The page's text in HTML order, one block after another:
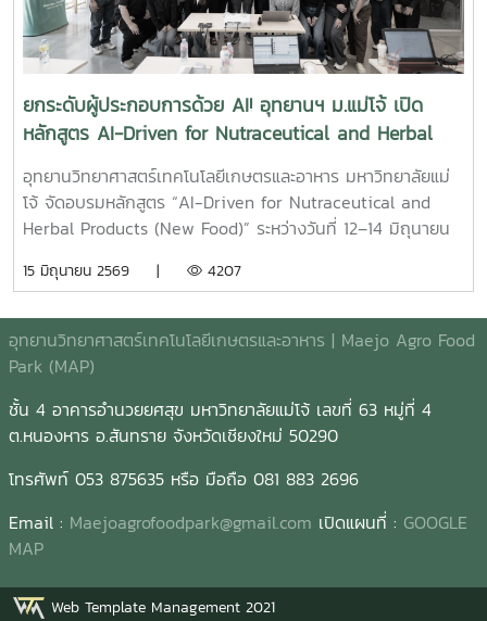
เทคโนโลยีและการระดมทุน นอกจากนี้ ผู้เข้าร่วมยังได้รับฟังการ
เสวนาพิเศษ “เส้นทางนี้ไม่มีหลง” จากคณาจารย์และผู้ทรง
คุณวุฒิ ซึ่งได้ร่วมถ่ายทอดประสบการณ์และแนวคิดในการนำองค์
ความรู้ งานวิจัย และนวัตกรรมไปสู่การใช้ประโยชน์จริงในภาค
ธุรกิจ กิจกรรมในครั้งนี้นับเป็นอีกหนึ่งเวทีสำคัญในการส่งเสริม
การพัฒนาศักยภาพด้านนวัตกรรม การเชื่อมโยงเครือข่ายความ
ร่วมมือ และการผลักดันผลงานวิจัยสู่การสร้างมูลค่าเพิ่มทาง
เศรษฐกิจและสังคมอย่างยั่งยืน ?? ขอขอบคุณวิทยากร ผู้ทรง
คุณวุฒิ และผู้เข้าร่วมกิจกรรมทุกท่าน ที่ให้ความสนใจและมีส่วน
#SPANTechnologyScoutingAndScreeningLab
#Innovation #MaejoUniversity
ยกระดับผู้ประกอบการด้วย AI! อุทยานฯ ม.แม่โจ้ เปิด
หลักสูตร AI-Driven for Nutraceutical and Herbal
อุทยานวิทยาศาสตร์เทคโนโลยีเกษตรและอาหาร มหาวิทยาลัยแม่
โจ้ จัดอบรมหลักสูตร “AI-Driven for Nutraceutical and
Herbal Products (New Food)” ระหว่างวันที่ 12–14 มิถุนายน
มหาวิทยาลัยแม่โจ้ เพื่อเสริมสร้างศักยภาพผู้ประกอบการใน
ประยุกต์ใช้เทคโนโลยีปัญญาประดิษฐ์ (AI) ในการพัฒนาธุรกิจ
และนวัตกรรมได้อย่างมีประสิทธิภาพ ผู้เข้าร่วมได้เรียนรู้การใช้ AI
ครอบคลุมตั้งแต่การวิเคราะห์แนวโน้มตลาด การค้นหาข้อมูลเชิง
ลึกของผู้บริโภค การพัฒนาแนวคิดผลิตภัณฑ์ ไปจนถึงการใช้ AI
และสนับสนุนการตัดสินใจเชิงกลยุทธ์ทางธุรกิจ หลักสูตรนี้นับเป็น
อีกหนึ่งก้าวสำคัญในการพัฒนากำลังคนด้านเทคโนโลยีและ
นวัตกรรม เพื่อยกระดับขีดความสามารถการแข่งขันของผู้
สมุนไพรสู่อนาคตอย่างยั่งยืน
15 มิถุนายน 2569 | 4207
อุทยานวิทยาศาสตร์เทคโนโลยีเกษตรและอาหาร | Maejo Agro Food
Park (MAP)
ชั้น 4 อาคารอำนวยยศสุข มหาวิทยาลัยแม่โจ้ เลขที่ 63 หมู่ที่ 4
ต.หนองหาร อ.สันทราย จังหวัดเชียงใหม่ 50290
โทรศัพท์ 053 875635 หรือ มือถือ 081 883 2696
Email : Maejoagrofoodpark@gmail.com เปิดแผนที่ : GOOGLE
MAP
Web Template Management 2021